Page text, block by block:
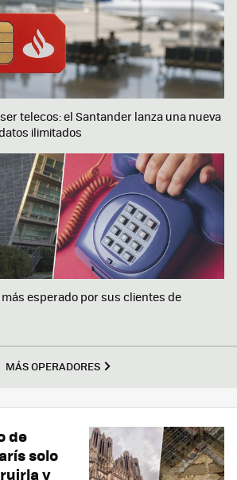
telecos: el Santander lanza una nueva
ilimitados
esperado por sus clientes de
MÁS OPERADORES
de
solo
y